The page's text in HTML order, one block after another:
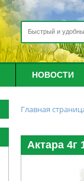
НОВОСТИ
Главная
Актара 4г